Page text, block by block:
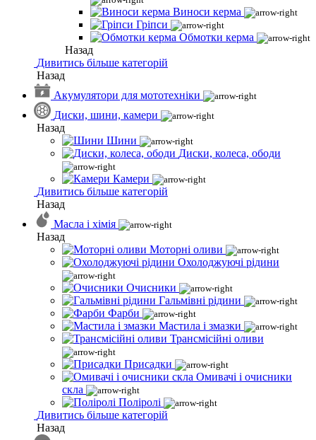
Виноси керма
Гріпси
Обмотки керма
Назад
Дивитись більше категорій
Назад
Акумулятори для мототехніки
Диски, шини, камери
Назад
Шини
Диски, колеса, ободи
Камери
Дивитись більше категорій
Назад
Масла і хімія
Назад
Моторні оливи
Охолоджуючі рідини
Очисники
Гальмівні рідини
Фарби
Мастила і змазки
Трансмісійні оливи
Присадки
Омивачі і очисники
скла
Поліролі
Дивитись більше категорій
Назад